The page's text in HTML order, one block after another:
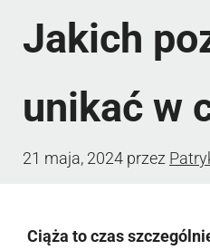
Jakich
unikać w
21 maja, 2024 przez
Ciąża to czas